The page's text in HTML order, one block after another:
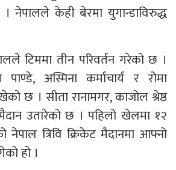
नेपालले केही बेरमा युगान्डाविरुद्ध
टिममा तीन परिवर्तन गरेको छ ।
अस्मिना कर्माचार्य र रोमा
छ । सीता रानामगर, काजोल श्रेष्ठ
उतारेको छ । पहिलो खेलमा १२
त्रिवि क्रिकेट मैदानमा आफ्नो
हो ।